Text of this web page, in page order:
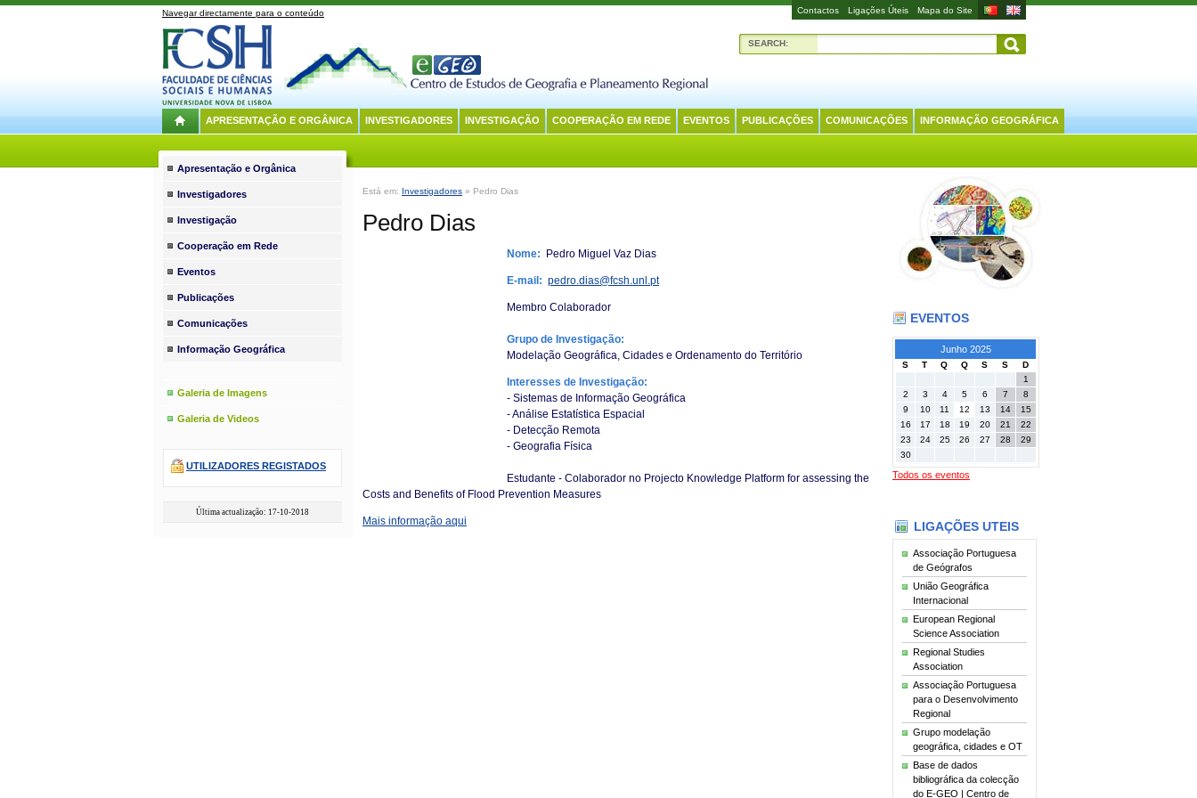
Navegar directamente para o conteúdo Contactos Ligações Úteis Mapa do Site
SEARCH:
APRESENTAÇÃO E ORGÂNICA INVESTIGADORES INVESTIGAÇÃO COOPERAÇÃO EM REDE EVENTOS PUBLICAÇÕES COMUNICAÇÕES INFORMAÇÃO GEOGRÁFICA
Está em: Investigadores » Pedro Dias
Pedro Dias
Nome: Pedro Miguel Vaz Dias
E-mail: pedro.dias@fcsh.unl.pt
Membro Colaborador
Grupo de Investigação:
Modelação Geográfica, Cidades e Ordenamento do Território
Interesses de Investigação:
- Sistemas de Informação Geográfica
- Análise Estatística Espacial
- Detecção Remota
- Geografia Física
Estudante - Colaborador no Projecto Knowledge Platform for assessing the
Costs and Benefits of Flood Prevention Measures
Mais informação aqui
Apresentação e Orgânica
Investigadores
Investigação
Cooperação em Rede
Eventos
Publicações
Comunicações
Informação Geográfica
Galeria de Imagens
Galeria de Videos
UTILIZADORES REGISTADOS
Última actualização: 17-10-2018
EVENTOS
Junho 2025
S T Q Q S S
D
1
2
3 4 5 6 7
8
9
10 11 12 13 14
15
16
17 18 19 20 21
22
23
24 25 26 27 28
29
30
Todos os eventos
LIGAÇÕES UTEIS
Associação Portuguesa
de Geógrafos
União Geográfica
Internacional
European Regional
Science Association
Regional Studies
Association
Associação Portuguesa
para o Desenvolvimento
Regional
Grupo modelação
geográfica, cidades e OT
Base de dados
bibliográfica da colecção
do E-GEO | Centro de